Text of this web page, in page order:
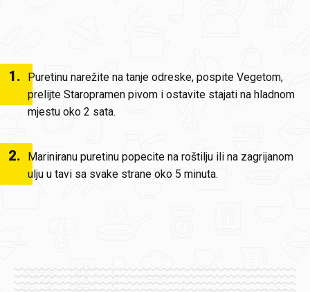
1.
Puretinu narežite na tanje odreske, pospite Vegetom,
prelijte Staropramen pivom i ostavite stajati na hladnom
mjestu oko 2 sata.
2.
Mariniranu puretinu popecite na roštilju ili na zagrijanom
ulju u tavi sa svake strane oko 5 minuta.